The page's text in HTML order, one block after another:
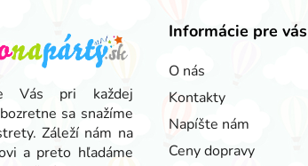
Vás pri každej
sa snažíme
Záleží nám na
a preto hľadáme
Informácie pre vás
O nás
Kontakty
Napíšte nám
Ceny dopravy